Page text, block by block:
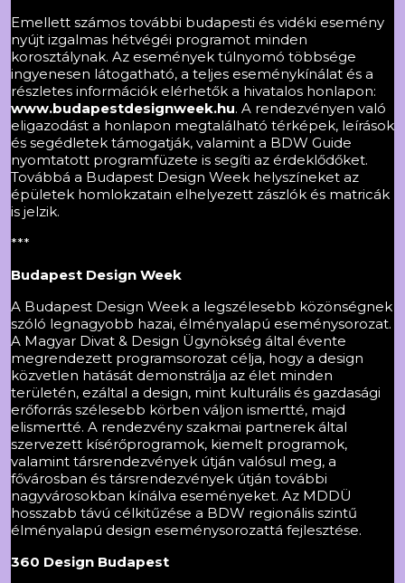
Emellett számos további budapesti és vidéki esemény
nyújt izgalmas hétvégéi programot minden
korosztálynak. Az események túlnyomó többsége
ingyenesen látogatható, a teljes eseménykínálat és a
részletes információk elérhetők a hivatalos honlapon:
www.budapestdesignweek.hu. A rendezvényen való
eligazodást a honlapon megtalálható térképek, leírások
és segédletek támogatják, valamint a BDW Guide
nyomtatott programfüzete is segíti az érdeklődőket.
Továbbá a Budapest Design Week helyszíneket az
épületek homlokzatain elhelyezett zászlók és matricák
is jelzik.
***
Budapest Design Week
A Budapest Design Week a legszélesebb közönségnek
szóló legnagyobb hazai, élményalapú eseménysorozat.
A Magyar Divat & Design Ügynökség által évente
megrendezett programsorozat célja, hogy a design
közvetlen hatását demonstrálja az élet minden
területén, ezáltal a design, mint kulturális és gazdasági
erőforrás szélesebb körben váljon ismertté, majd
elismertté. A rendezvény szakmai partnerek által
szervezett kísérőprogramok, kiemelt programok,
valamint társrendezvények útján valósul meg, a
fővárosban és társrendezvények útján további
nagyvárosokban kínálva eseményeket. Az MDDÜ
hosszabb távú célkitűzése a BDW regionális szintű
élményalapú design eseménysorozattá fejlesztése.
360 Design Budapest